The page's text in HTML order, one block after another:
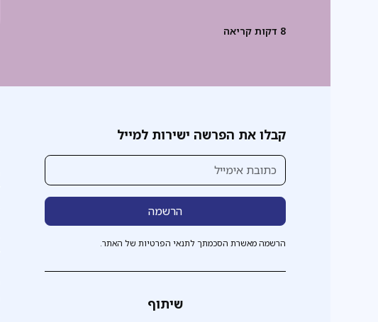
8 דקות קריאה
קבלו את הפרשה ישירות למייל
הרשמה מאשרת הסכמתך לתנאי הפרטיות של האתר.
שיתוף